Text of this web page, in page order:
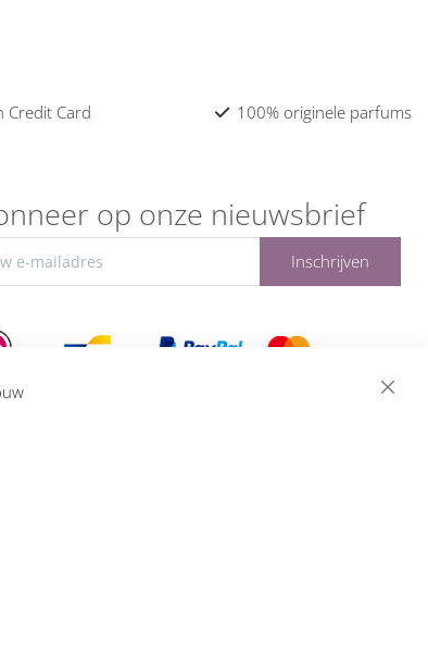
Credit Card 100% originele parfums
op onze nieuwsbrief
Inschrijven